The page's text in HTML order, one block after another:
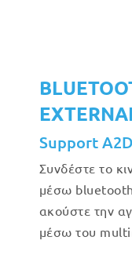
Support
Συνδέστε το
μέσω bluetooth
ακούστε την
μέσω του